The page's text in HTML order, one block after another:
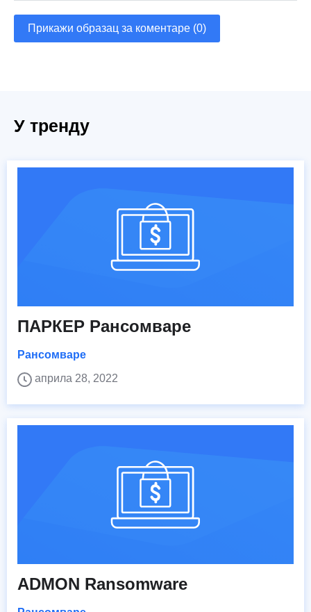
Прикажи образац за коментаре (0)
У тренду
ПАРКЕР Рансомваре
Рансомваре
априла 28, 2022
ADMON Ransomware